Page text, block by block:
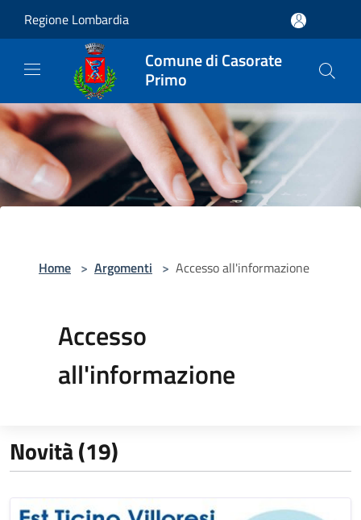
Regione Lombardia
Comune di Casorate
Primo
Home > Argomenti > Accesso all'informazione
Accesso
all'informazione
Novità (19)